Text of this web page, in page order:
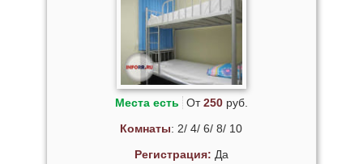
Места есть От250руб.
Комнаты: 2/ 4/ 6/ 8/ 10
Регистрация: Да